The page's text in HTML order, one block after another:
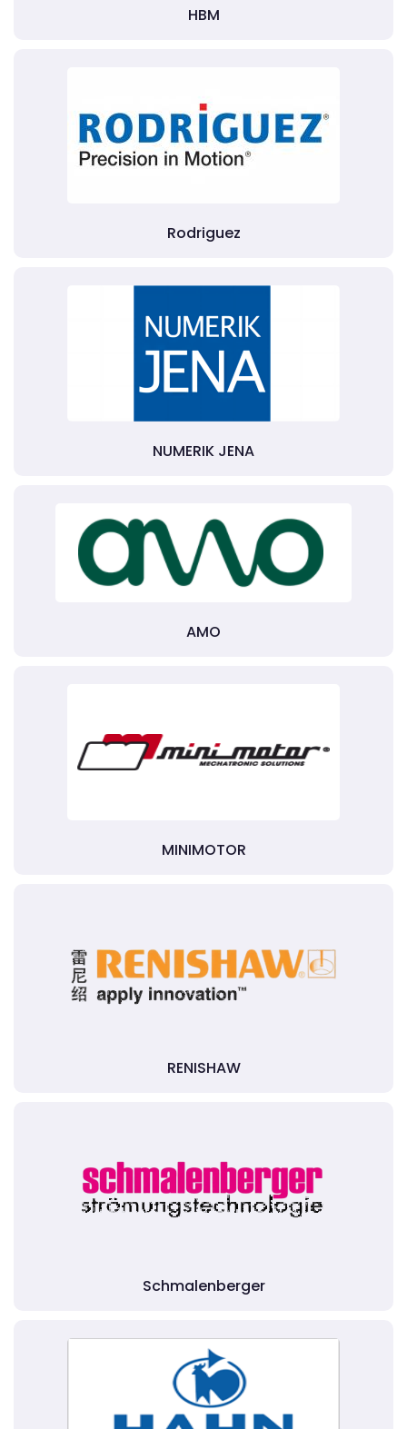
HBM
Rodriguez
NUMERIK JENA
AMO
MINIMOTOR
RENISHAW
Schmalenberger